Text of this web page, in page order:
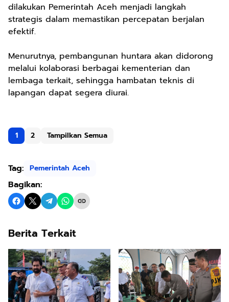
dilakukan Pemerintah Aceh menjadi langkah
strategis dalam memastikan percepatan berjalan
efektif.
Menurutnya, pembangunan huntara akan didorong
melalui kolaborasi berbagai kementerian dan
lembaga terkait, sehingga hambatan teknis di
lapangan dapat segera diurai.
1 2 Tampilkan Semua
Tag: Pemerintah Aceh
Bagikan:
Berita Terkait